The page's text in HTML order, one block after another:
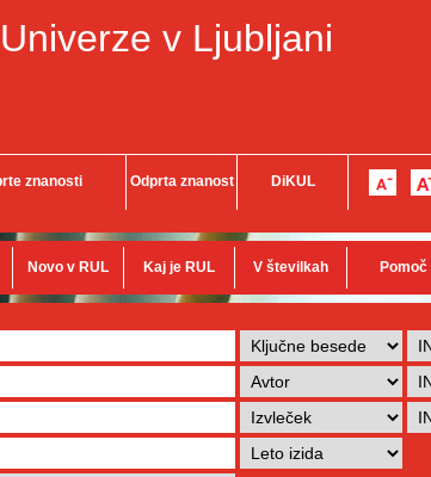
v Ljubljani
znanosti Odprta znanost DiKUL
Novo v RUL Kaj je RUL V številkah Pomoč